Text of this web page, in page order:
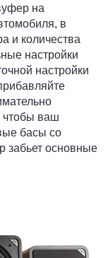
на
в
и количества
настройки
настройки
чтобы ваш
басы со
забьет основные